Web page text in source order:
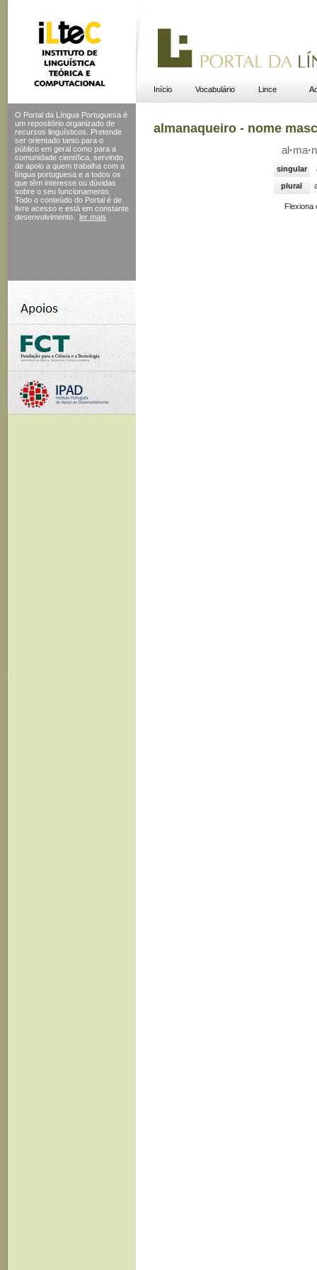
Início Vocabulário Lince
O Portal da Língua Portuguesa é
um repositório organizado de
recursos linguísticos. Pretende
ser orientado tanto para o
público em geral como para a
comunidade científica, servindo
de apoio a quem trabalha com a
língua portuguesa e a todos os
que têm interesse ou dúvidas
sobre o seu funcionamento.
Todo o conteúdo do Portal é de
livre acesso e está em constante
desenvolvimento.
ler mais
almanaqueiro - nome
al ·ma·
singular
plural
Flexiona